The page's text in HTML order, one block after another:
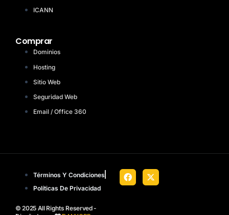
ICANN
Comprar
Dominios
Hosting
Sitio Web
Seguridad Web
Email / Office 360
Términos Y Condiciones
Políticas De Privacidad
© 2025 All Rights Reserved -